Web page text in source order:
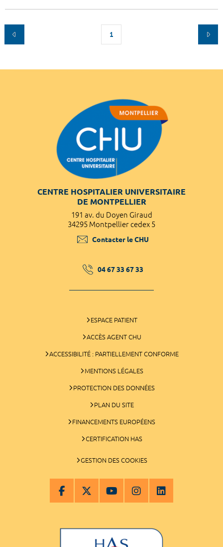
1
CENTRE HOSPITALIER UNIVERSITAIRE
DE MONTPELLIER
191 av. du Doyen Giraud
34295 Montpellier cedex 5
Contacter le CHU
04 67 33 67 33
ESPACE PATIENT
ACCÈS AGENT CHU
ACCESSIBILITÉ : PARTIELLEMENT CONFORME
MENTIONS LÉGALES
PROTECTION DES DONNÉES
PLAN DU SITE
FINANCEMENTS EUROPÉENS
CERTIFICATION HAS
GESTION DES COOKIES